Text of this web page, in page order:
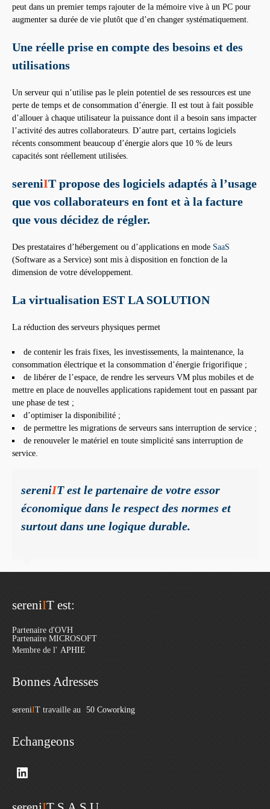
peut dans un premier temps rajouter de la mémoire vive à un PC pour
augmenter sa durée de vie plutôt que d’en changer systématiquement.
Une réelle prise en compte des besoins et des
utilisations
Un serveur qui n’utilise pas le plein potentiel de ses ressources est une
perte de temps et de consommation d’énergie. Il est tout à fait possible
d’allouer à chaque utilisateur la puissance dont il a besoin sans impacter
l’activité des autres collaborateurs. D’autre part, certains logiciels
récents consomment beaucoup d’énergie alors que 10 % de leurs
capacités sont réellement utilisées.
sereniIT propose des logiciels adaptés à l’usage
que vos collaborateurs en font et à la facture
que vous décidez de régler.
Des prestataires d’hébergement ou d’applications en mode SaaS
(Software as a Service) sont mis à disposition en fonction de la
dimension de votre développement.
La virtualisation EST LA SOLUTION
La réduction des serveurs physiques permet
de contenir les frais fixes, les investissements, la maintenance, la
consommation électrique et la consommation d’énergie frigorifique ;
de libérer de l’espace, de rendre les serveurs VM plus mobiles et de
mettre en place de nouvelles applications rapidement tout en passant par
une phase de test ;
d’optimiser la disponibilité ;
de permettre les migrations de serveurs sans interruption de service ;
de renouveler le matériel en toute simplicité sans interruption de
service.
sereniIT est le partenaire de votre essor
économique dans le respect des normes et
surtout dans une logique durable.
sereniIT est:
Partenaire d'OVH
Partenaire MICROSOFT
Membre de l' APHIE
Bonnes Adresses
sereniIT travaille au 50 Coworking
Echangeons
LinkedIn